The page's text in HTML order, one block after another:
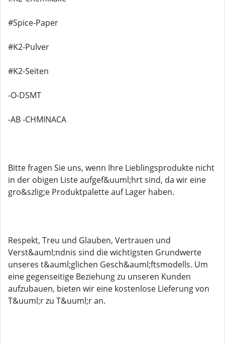
#Spice-Paper
#K2-Pulver
#K2-Seiten
-O-DSMT
-AB -CHMINACA
Bitte fragen Sie uns, wenn Ihre Lieblingsprodukte nicht
in der obigen Liste aufgef&uuml;hrt sind, da wir eine
gro&szlig;e Produktpalette auf Lager haben.
Respekt, Treu und Glauben, Vertrauen und
Verst&auml;ndnis sind die wichtigsten Grundwerte
unseres t&auml;glichen Gesch&auml;ftsmodells. Um
eine gegenseitige Beziehung zu unseren Kunden
aufzubauen, bieten wir eine kostenlose Lieferung von
T&uuml;r zu T&uuml;r an.